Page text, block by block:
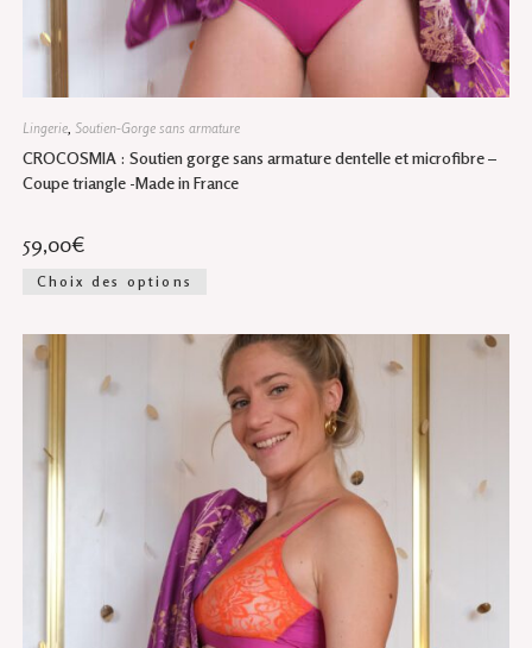
Lingerie, Soutien-Gorge sans armature
CROCOSMIA : Soutien gorge sans armature dentelle et microfibre –
Coupe triangle -Made in France
59,00€
Choix des options
variations.
Les
options
peuvent
être
choisies
sur
la
du
produit